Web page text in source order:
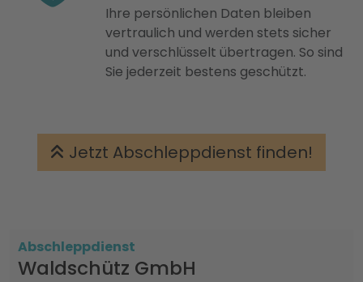
Ihre persönlichen Daten bleiben
vertraulich und werden stets sicher
und verschlüsselt übertragen. So sind
Sie jederzeit bestens geschützt.
Jetzt Abschleppdienst finden!
Abschleppdienst
Waldschütz GmbH